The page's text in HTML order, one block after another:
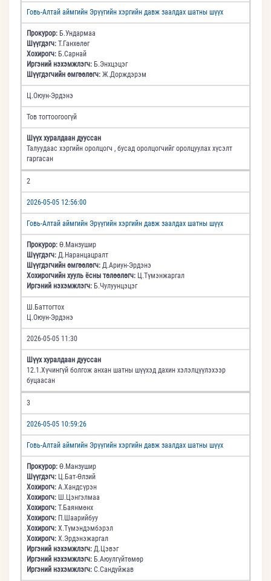
Говь-Алтай аймгийн Эрүүгийн хэргийн давж заалдах шатны шүүх
Прокурор: Б.Ундармаа
Шүүгдэгч: Т.Ганхөлөг
Хохирогч: Б.Сарнай
Иргэний нэхэмжлэгч: Б.Энхцэцэг
Шүүгдэгчийн өмгөөлөгч: Ж.Дорждэрэм
Ц.Оюун-Эрдэнэ
Тов тогтоогоогүй
Шүүх хуралдаан дууссан
Талуудаас хэргийн оролцогч , бусад оролцогчийг оролцуулах хүсэлт
гаргасан
2
2026-05-05 12:56:00
Говь-Алтай аймгийн Эрүүгийн хэргийн давж заалдах шатны шүүх
Прокурор: Ө.Манзушир
Шүүгдэгч: Д.Наранцацралт
Шүүгдэгчийн өмгөөлөгч: Д.Ариун-Эрдэнэ
Хохирогчийн хууль ёсны төлөөлөгч: Ц.Түмэнжаргал
Иргэний нэхэмжлэгч: Б.Чулуунцэцэг
Ш.Баттогтох
Ц.Оюун-Эрдэнэ
2026-05-05 11:30
Шүүх хуралдаан дууссан
12.1.Хүчингүй болгож анхан шатны шүүхэд дахин хэлэлцүүлэхээр
буцаасан
3
2026-05-05 10:59:26
Говь-Алтай аймгийн Эрүүгийн хэргийн давж заалдах шатны шүүх
Прокурор: Ө.Манзушир
Шүүгдэгч: Ц.Бат-Өлзий
Хохирогч: А.Хандсүрэн
Хохирогч: Ш.Цэнгэлмаа
Хохирогч: Т.Баянмөнх
Хохирогч: П.Шаарийбуу
Хохирогч: Х.Түмэндэмбэрэл
Хохирогч: Х.Эрдэнэжаргал
Иргэний нэхэмжлэгч: Д.Цэвэг
Иргэний нэхэмжлэгч: Б.Аюулгүйтөмөр
Иргэний нэхэмжлэгч: С.Сандуйжав